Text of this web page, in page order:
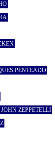
PENTEADO
ZEPPETELLI